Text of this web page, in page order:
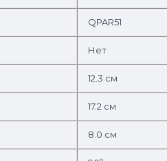
QPAR51
Нет
12.3 см
17.2 см
8.0 см